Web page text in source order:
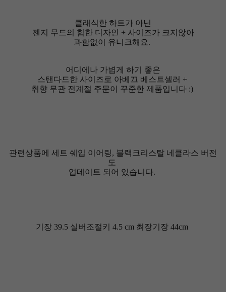
클래식한 하트가 아닌
젠지 무드의 힙한 디자인 + 사이즈가 크지않아
과함없이 유니크해요.
어디에나 가볍게 하기 좋은
스탠다드한 사이즈로 아베끄 베스트셀러 +
취향 무관 전계절 주문이 꾸준한 제품입니다 :)
관련상품에 세트 쉐입 이어링, 블랙크리스탈 네클라스 버전
도
업데이트 되어 있습니다.
기장 39.5 실버조절키 4.5 cm 최장기장 44cm